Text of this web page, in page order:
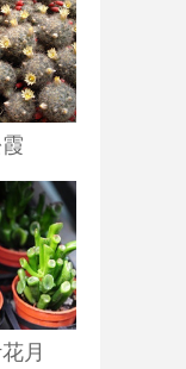
月